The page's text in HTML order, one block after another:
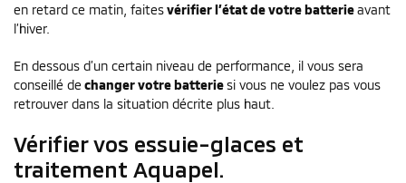
en retard ce matin, faitesvérifier l’état de votre batterieavant
l’hiver.
En dessous d’un certain niveau de performance, il vous sera
conseillé de changer votre batteriesi vous ne voulez pas vous
retrouver dans la situation décrite plus haut.
Vérifier vos essuie-glaces et
traitement Aquapel.